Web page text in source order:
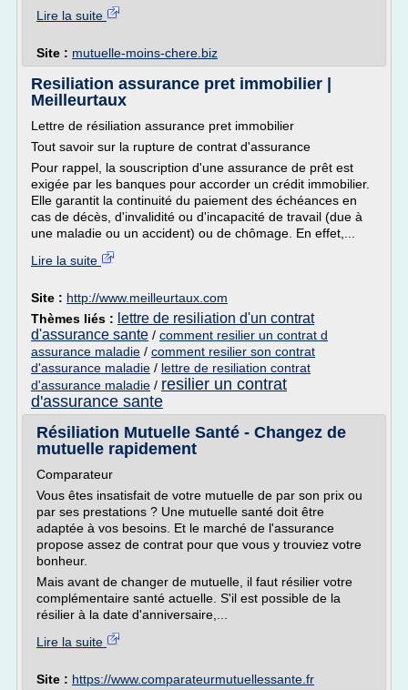
Lire la suite
Site : mutuelle-moins-chere.biz
Resiliation assurance pret immobilier |
Meilleurtaux
Lettre de résiliation assurance pret immobilier
Tout savoir sur la rupture de contrat d'assurance
Pour rappel, la souscription d'une assurance de prêt est
exigée par les banques pour accorder un crédit immobilier.
Elle garantit la continuité du paiement des échéances en
cas de décès, d'invalidité ou d'incapacité de travail (due à
une maladie ou un accident) ou de chômage. En effet,...
Lire la suite
Site : http://www.meilleurtaux.com
Thèmes liés : lettre de resiliation d'un contrat
d'assurance sante / comment resilier un contrat d
assurance maladie / comment resilier son contrat
d'assurance maladie / lettre de resiliation contrat
d'assurance maladie / resilier un contrat
d'assurance sante
Résiliation Mutuelle Santé - Changez de
mutuelle rapidement
Comparateur
Vous êtes insatisfait de votre mutuelle de par son prix ou
par ses prestations ? Une mutuelle santé doit être
adaptée à vos besoins. Et le marché de l'assurance
propose assez de contrat pour que vous y trouviez votre
bonheur.
Mais avant de changer de mutuelle, il faut résilier votre
complémentaire santé actuelle. S'il est possible de la
résilier à la date d'anniversaire,...
Lire la suite
Site : https://www.comparateurmutuellessante.fr